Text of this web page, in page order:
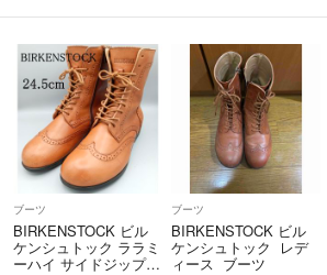
TAGなんばパークス店 / RAGTAG神戸店 /
島府中店 / RAGTAG福岡店 / RAGTAG福岡パ
rt銀座店 / rt名古屋店
ブーツ
BIRKENSTOCK ビル
ケンシュトック ララミ
ーハイ サイドジップ 2
ブーツ
BIRKENSTOCK ビル
ケンシュトック レデ
ィース ブーツ